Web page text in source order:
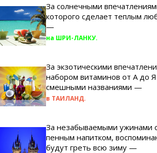
За солнечными
которого сделает теплым
—
на ШРИ-ЛАНКУ.
За экзотическими
набором витаминов от А до Я
смешными названиями —
в ТАИЛАНД.
За незабываемыми ужинами
пенным напитком,
будут греть всю зиму —